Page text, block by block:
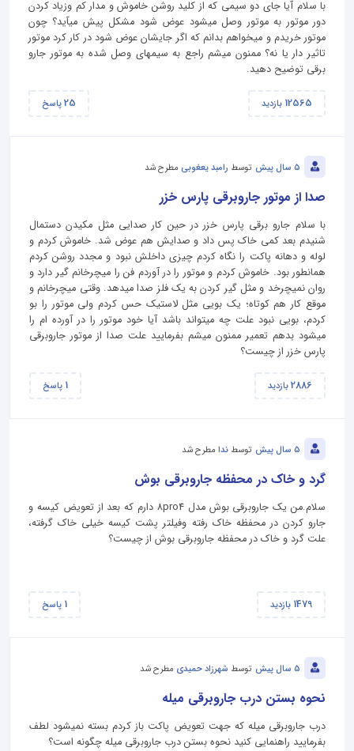
با سلام آیا جای دو سیمی که از کلید روشن خاموش و مدار کم وزیاد کردن
دور موتور به موتور وصل میشود عوض شود مشکل پیش میآید؟ چون
موتور خریدم و میخواهم بدانم که اگر جایشان عوض شود در کار کرد موتور
تاثیر دار یا نه؟ ممنون میشم راجع به سیمهای وصل شده به موتور جارو
برقی توضیح دهید.
12565 بازدید 25پاسخ
5 سال پیش توسط رامبد یعغوبی مطرح شد
صدا از موتور جاروبرقی پارس خزر
با سلام جارو برقی پارس خزر در حین کار صدایی مثل مکیدن دستمال
شنیدم بعد کمی خاک پس داد و صدایش هم عوض شد. خاموش کردم و
لوله و دهانه پاکت را نگاه کردم چیزی داخلش نبود و مجدد روشن کردم
همانطور بود. خاموش کردم و موتور را در آوردم فن را میچرخانم گیر دارد و
روان نمیچرخد و مثل گیر کردن به یک فلز صدا میدهد. وقتی میچرخانم و
موقع کار هم کوتاه؛ یک بویی مثل لاستیک حس کردم ولی موتور را بو
کردم، بویی نبود علت چه میتواند باشد آیا خود موتور را در آورده ام را
میشود بدهم تعمیر ممنون میشم بفرمایید علت صدا از موتور جاروبرقی
پارس خزر از چیست؟
2886بازدید 1 پاسخ
5 سال پیش توسط ندا مطرح شد
گرد و خاک در محفظه جاروبرقی بوش
سلام.من یک جاروبرقی بوش مدل 8pro4 دارم که بعد از تعویض کیسه و
جارو کردن در محفظه خاک رفته وفیلتر پشت کیسه خیلی خاک گرفته،
علت گرد و خاک در محفظه جاروبرقی بوش از چیست؟
1479 بازدید 1 پاسخ
5 سال پیش توسط شهرزاد حمیدی مطرح شد
نحوه بستن درب جاروبرقی میله
درب جاروبرقی میله که جهت تعویض پاکت باز کردم بسته نمیشود لطف
بفرمایید راهنمایی کنید نحوه بستن درب جاروبرقی میله چگونه است؟